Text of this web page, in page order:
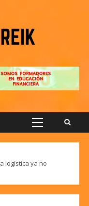
Menú
logística ya no